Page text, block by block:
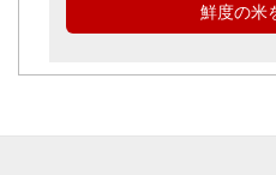
鮮度の米